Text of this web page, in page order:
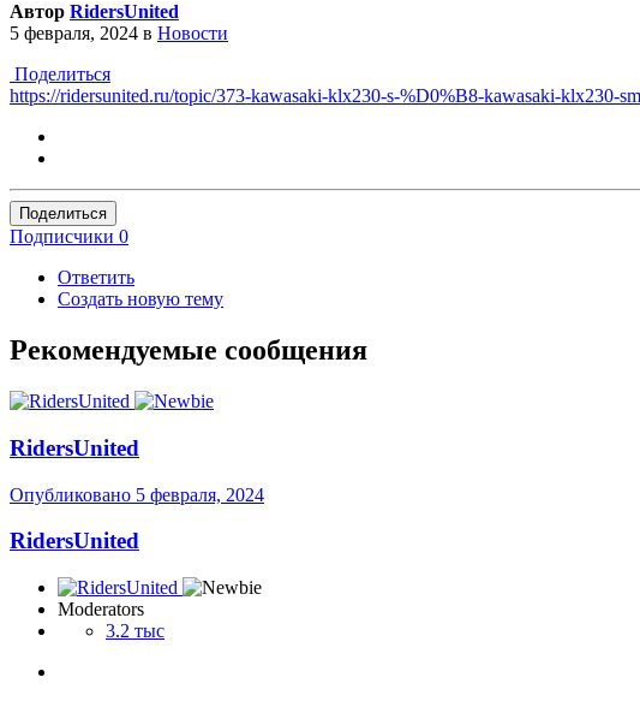
Автор RidersUnited
5 февраля, 2024 в Новости
Поделиться
https://ridersunited.ru/topic/373-kawasaki-klx230-s-%D0%B8-kawasaki-
Поделиться
Подписчики 0
Ответить
Создать новую тему
Рекомендуемые сообщения
RidersUnited
Опубликовано 5 февраля, 2024
RidersUnited
Moderators
3.2 тыс